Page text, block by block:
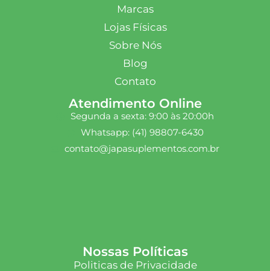
Marcas
Lojas Físicas
Sobre Nós
Blog
Contato
Atendimento Online
Segunda a sexta: 9:00 às 20:00h
Whatsapp: (41) 98807-6430
contato@japasuplementos.com.br
Nossas Políticas
Politicas de Privacidade